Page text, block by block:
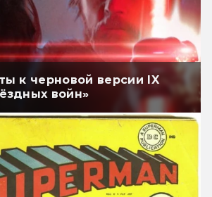
к черновой версии IX
войн»